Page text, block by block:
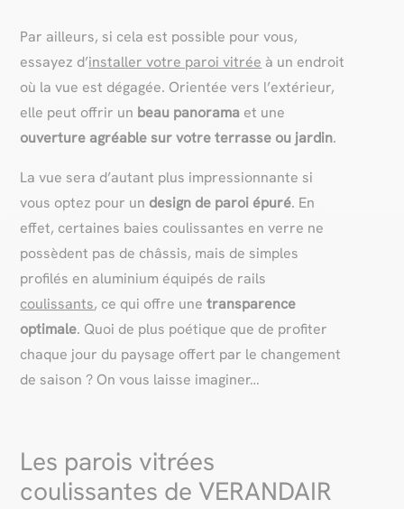
Par ailleurs, si cela est possible pour vous,
essayez d’installer votre paroi vitrée à un endroit
où la vue est dégagée. Orientée vers l’extérieur,
elle peut offrir un beau panorama et une
ouverture agréable sur votre terrasse ou jardin.
La vue sera d’autant plus impressionnante si
vous optez pour un design de paroi épuré. En
effet, certaines baies coulissantes en verre ne
possèdent pas de châssis, mais de simples
profilés en aluminium équipés de rails
coulissants, ce qui offre unetransparence
optimale. Quoi de plus poétique que de profiter
chaque jour du paysage offert par le changement
de saison ? On vous laisse imaginer…
Les parois vitrées
coulissantes de VERANDAIR